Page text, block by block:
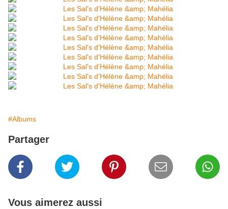
#Albums
Partager
Vous aimerez aussi